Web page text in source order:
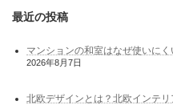
最近の投稿
マンションの和室はなぜ使いに
2026年8月7日
北欧デザインとは？北欧インテ